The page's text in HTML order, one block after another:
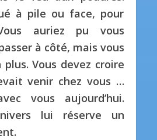
à pile ou face, pour
auriez pu vous
à côté, mais vous
plus. Vous devez croire
venir chez vous …
vous aujourd’hui.
lui réserve un